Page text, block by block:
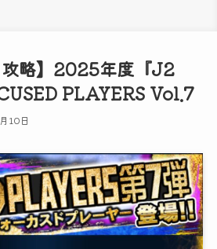
攻略】2025年度『J2
PLAYERS Vol.7
10日